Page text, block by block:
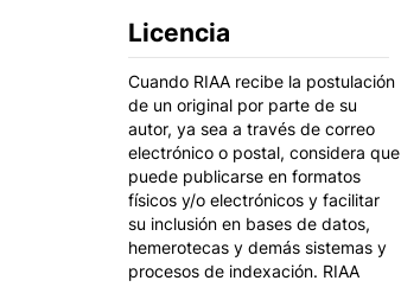
Licencia
Cuando RIAA recibe la postulación
de un original por parte de su
autor, ya sea a través de correo
electrónico o postal, considera que
puede publicarse en formatos
físicos y/o electrónicos y facilitar
su inclusión en bases de datos,
hemerotecas y demás sistemas y
procesos de indexación. RIAA